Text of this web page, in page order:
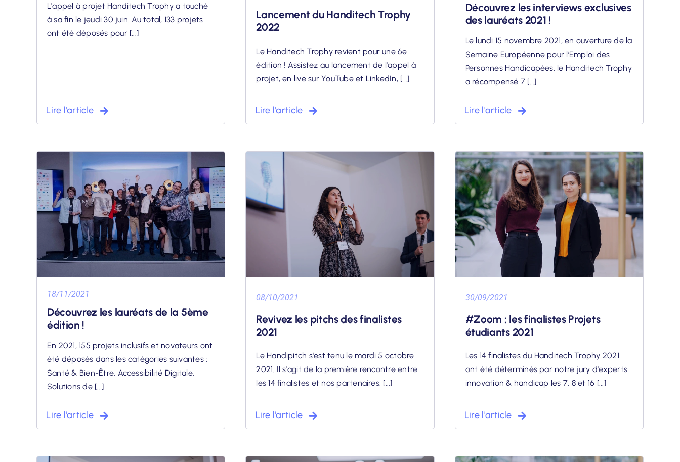
L'appel à projet Handitech Trophy a touché
à sa fin le jeudi 30 juin. Au total, 133 projets
ont été déposés pour [...]
Lire l'article
Lancement du Handitech Trophy
2022
Le Handitech Trophy revient pour une 6e
édition ! Assistez au lancement de l'appel à
projet, en live sur YouTube et LinkedIn, [...]
Lire l'article
Découvrez les interviews exclusives
des lauréats 2021 !
Le lundi 15 novembre 2021, en ouverture de la
Semaine Européenne pour l’Emploi des
Personnes Handicapées, le Handitech Trophy
a récompensé 7 [...]
Lire l'article
18/11/2021
Découvrez les lauréats de la 5ème
édition !
En 2021, 155 projets inclusifs et novateurs ont
été déposés dans les catégories suivantes :
Santé & Bien-Être, Accessibilité Digitale,
Solutions de [...]
Lire l'article
08/10/2021
Revivez les pitchs des finalistes
2021
Le Handipitch s'est tenu le mardi 5 octobre
2021. Il s'agit de la première rencontre entre
les 14 finalistes et nos partenaires. [...]
Lire l'article
30/09/2021
#Zoom : les finalistes Projets
étudiants 2021
Les 14 finalistes du Handitech Trophy 2021
ont été déterminés par notre jury d'experts
innovation & handicap les 7, 8 et 16 [...]
Lire l'article